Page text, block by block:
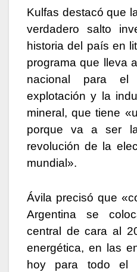
Kulfas destacó que
verdadero salto
historia del país en
programa que lleva
nacional para
explotación y la
mineral, que tiene
porque va a ser
revolución de la
mundial».
Ávila precisó que
Argentina se
central de cara al
energética, en las
hoy para todo el